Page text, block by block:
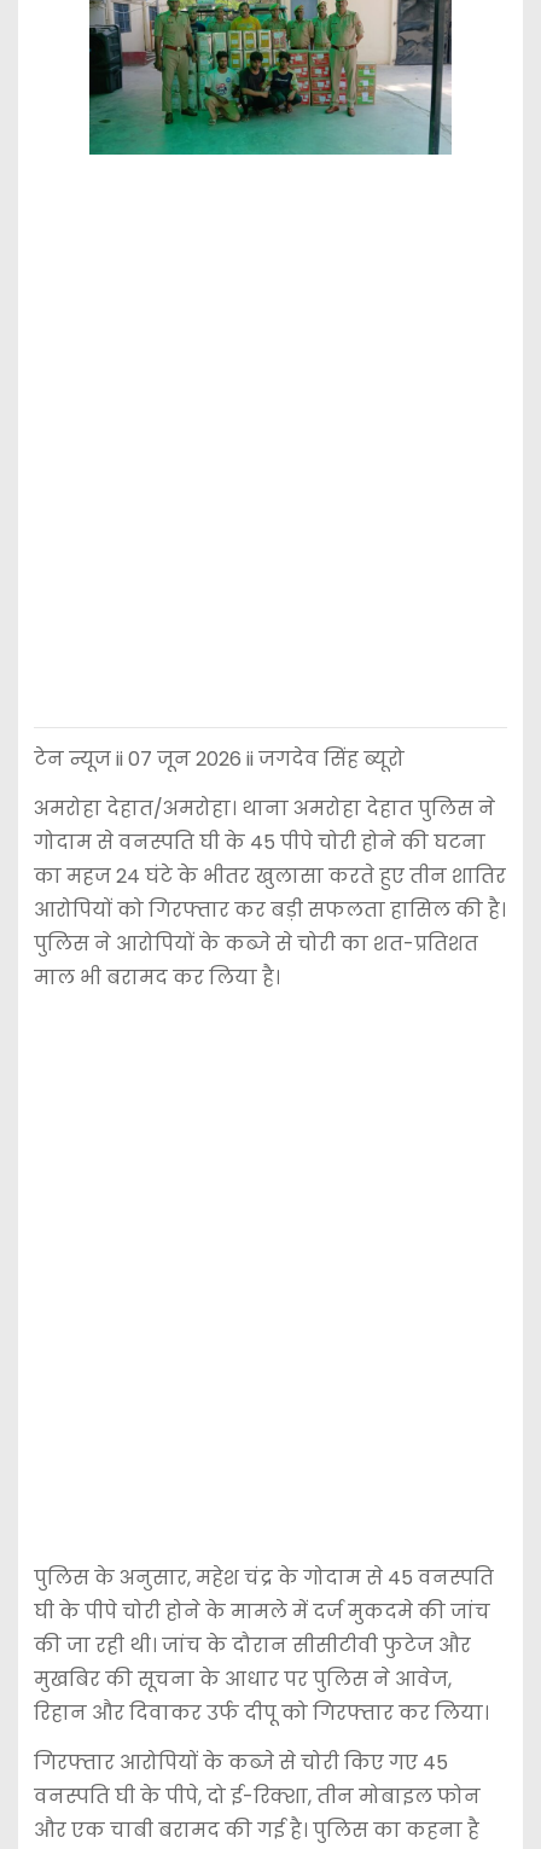
टेन न्यूज ii 07 जून 2026 ii जगदेव सिंह ब्यूरो
अमरोहा देहात/अमरोहा। थाना अमरोहा देहात पुलिस ने
गोदाम से वनस्पति घी के 45 पीपे चोरी होने की घटना
का महज 24 घंटे के भीतर खुलासा करते हुए तीन शातिर
आरोपियों को गिरफ्तार कर बड़ी सफलता हासिल की है।
पुलिस ने आरोपियों के कब्जे से चोरी का शत-प्रतिशत
माल भी बरामद कर लिया है।
पुलिस के अनुसार, महेश चंद्र के गोदाम से 45 वनस्पति
घी के पीपे चोरी होने के मामले में दर्ज मुकदमे की जांच
की जा रही थी। जांच के दौरान सीसीटीवी फुटेज और
मुखबिर की सूचना के आधार पर पुलिस ने आवेज,
रिहान और दिवाकर उर्फ दीपू को गिरफ्तार कर लिया।
गिरफ्तार आरोपियों के कब्जे से चोरी किए गए 45
वनस्पति घी के पीपे, दो ई-रिक्शा, तीन मोबाइल फोन
और एक चाबी बरामद की गई है। पुलिस का कहना है